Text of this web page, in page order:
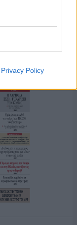
Privacy Policy